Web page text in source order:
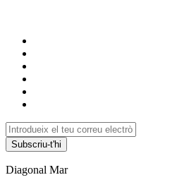
Subscriu-t'hi
Diagonal Mar